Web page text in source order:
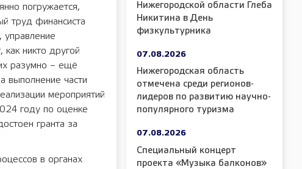
погружается,
труд финансиста
управление
никто другой
разумно – ещё
выполнение части
мероприятий
году по оценке
гранта за
в органах
Нижегородской области Глеба
Никитина в День
физкультурника
07.08.2026
Нижегородская область
отмечена среди регионов-
лидеров по развитию научно-
популярного туризма
07.08.2026
Специальный концерт
проекта «Музыка балконов»